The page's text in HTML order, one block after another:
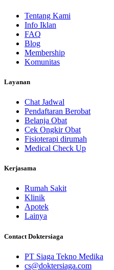
Tentang Kami
Info Iklan
FAQ
Blog
Membership
Komunitas
Layanan
Chat Jadwal
Pendaftaran Berobat
Belanja Obat
Cek Ongkir Obat
Fisioterapi dirumah
Medical Check Up
Kerjasama
Rumah Sakit
Klinik
Apotek
Lainya
Contact Doktersiaga
PT Siaga Tekno Medika
cs@doktersiaga.com